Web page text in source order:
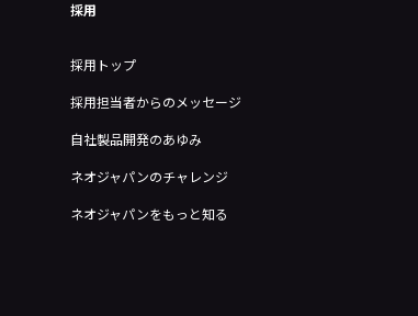
採用
採用トップ
採用担当者からのメッセージ
自社製品開発のあゆみ
ネオジャパンのチャレンジ
ネオジャパンをもっと知る